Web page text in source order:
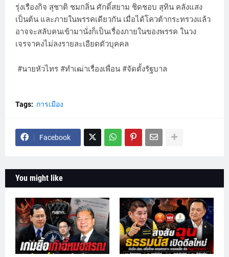
รุ่งเรืองกิจ สุชาติ ชมกลิ่น ศักดิ์สยาม ชิดชอบ สุทิน คลังแสง
เป็นต้น และภายในพรรคเดียวกัน เมื่อได้โควต้ากระทรวงแล้ว
อาจจะสลับคนเข้ามานั่งก็เป็นเรื่องภายในของพรรค ในวง
เจรจาคงไม่ลงรายละเอียดตัวบุคคล
#นายหัวไทร #ทำเฒ่าเรื่องเพื่อน #จัดตั้งรัฐบาล
Tags: การเมือง
Facebook
You might like